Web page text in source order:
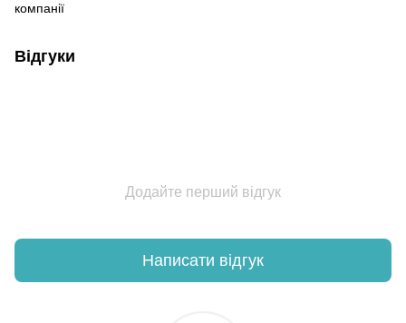
компанії
Відгуки
Додайте перший відгук
Написати відгук